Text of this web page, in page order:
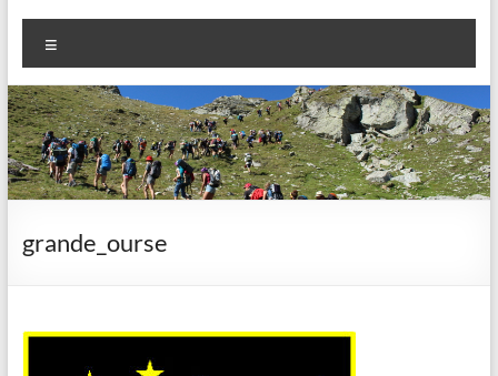
grande_ourse